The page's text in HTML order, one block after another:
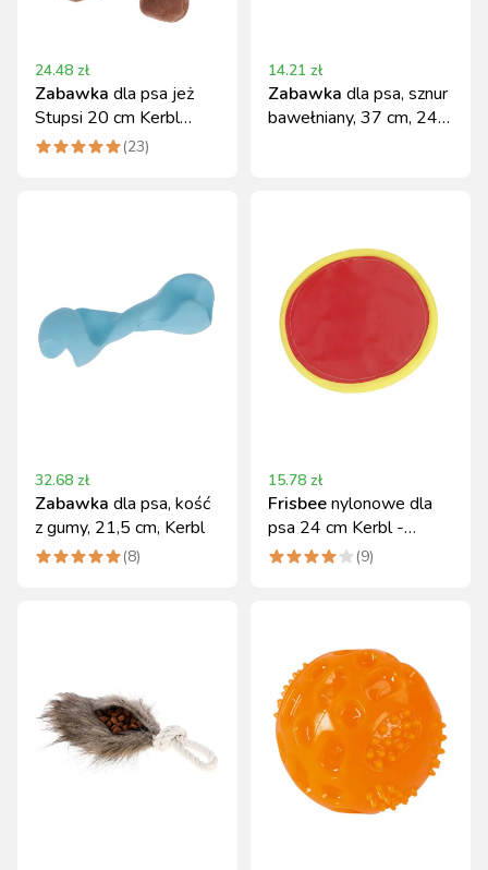
24.48 zł
Zabawka dla psa jeż
Stupsi 20 cm Kerbl
miękka i odporna
(23)
14.21 zł
Zabawka dla psa, sznur
bawełniany, 37 cm, 240
32.68 zł
Zabawka dla psa, kość
z gumy, 21,5 cm, Kerbl
(8)
15.78 zł
Frisbeenylonowe dla
psa 24 cm Kerbl -
trwała zabawka
(9)